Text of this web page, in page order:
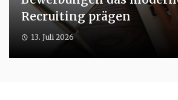
Recruiting prägen
13. Juli 2026